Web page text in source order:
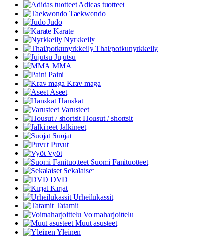
Adidas tuotteet
Taekwondo
Judo
Karate
Nyrkkeily
Thai/potkunyrkkeily
Jujutsu
MMA
Paini
Krav maga
Aseet
Hanskat
Varusteet
Housut / shortsit
Jalkineet
Suojat
Puvut
Vyöt
Suomi Fanituotteet
Sekalaiset
DVD
Kirjat
Urheilukassit
Tatamit
Voimaharjoittelu
Muut asusteet
Yleinen